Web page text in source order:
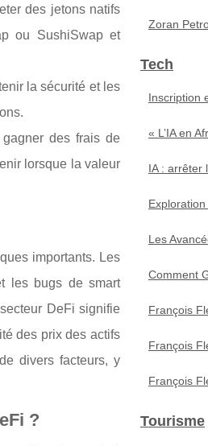
des jetons natifs
ou SushiSwap et
la sécurité et les
des frais de
lorsque la valeur
importants. Les
les bugs de smart
DeFi signifie
des prix des actifs
divers facteurs, y
?
Zoran
Tech
Inscription
« L’IA en
IA : arrêter
Exploration
Les
Comment
François
François
François
Tourisme